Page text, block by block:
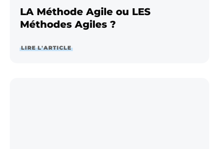
LA Méthode Agile ou LES
Méthodes Agiles ?
LIRE L'ARTICLE